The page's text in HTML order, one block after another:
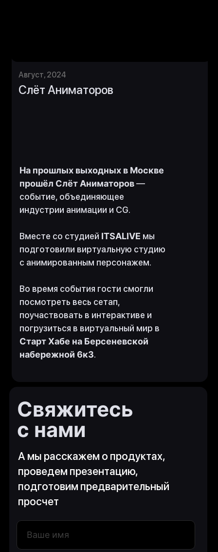
Слёт Аниматоров
Август, 2024
На прошлых выходных в Москве
прошёл Слёт Аниматоров—
событие, объединяющее
индустрии анимации и CG.
Вместе со студией ITSALIVE мы
подготовили виртуальную студию
с анимированным персонажем.
Во время события гости смогли
посмотреть весь сетап,
поучаствовать в интерактиве и
погрузиться в виртуальный мир в
Старт Хабе на Берсеневской
набережной 6к3.
А мы расскажем о продуктах,
проведем презентацию,
подготовим предварительный
просчет
Свяжитесь
с нами
+7 (495) 798-08-16
129515, г. Москва, муниципальный
округ Останкинский, улица Академика
Программное обеспечение
Carrot Titles
Carrot VS / AR
Carrot MOS
Политика конфиденциальности
События
Аппаратное обеспечение
Будь в курсе
последних новостей и
Нажимая на кнопку , я соглашаюсь на обработку